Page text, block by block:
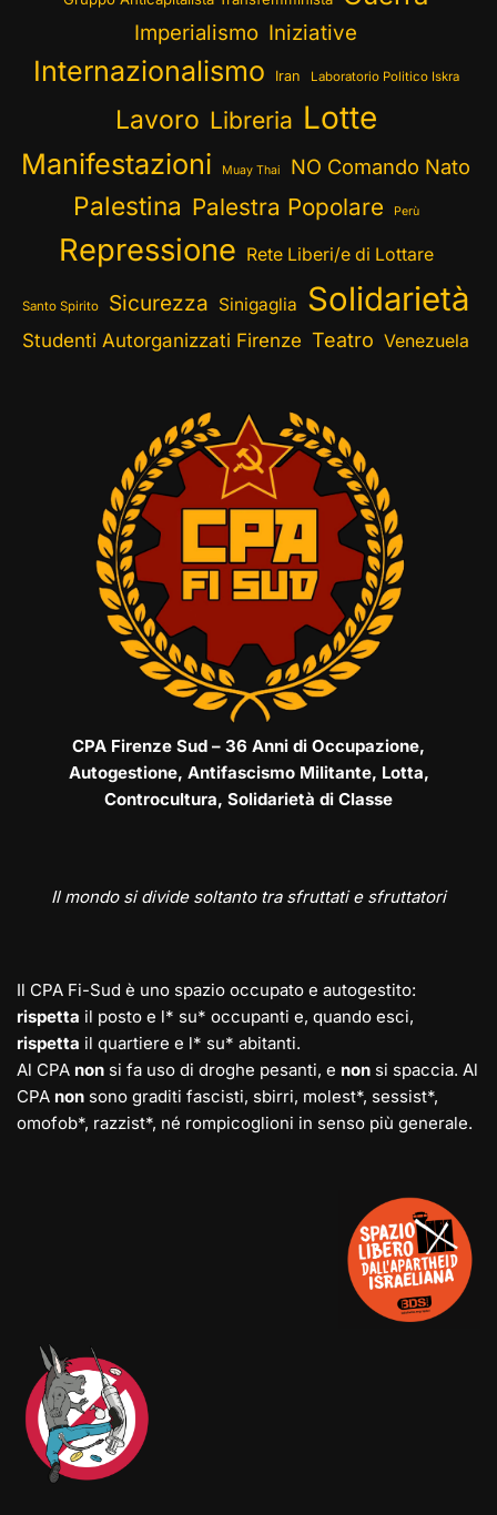
Imperialismo Iniziative
Internazionalismo Iran Laboratorio Politico Iskra
Lavoro Libreria Lotte
Manifestazioni Muay Thai NO Comando Nato
Palestina Palestra Popolare Perù
Repressione Rete Liberi/e di Lottare
Santo Spirito Sicurezza Sinigaglia Solidarietà
Studenti Autorganizzati Firenze Teatro Venezuela
CPA Firenze Sud – 36 Anni di Occupazione,
Autogestione, Antifascismo Militante, Lotta,
Controcultura, Solidarietà di Classe
Il mondo si divide soltanto tra sfruttati e sfruttatori
Il CPA Fi-Sud è uno spazio occupato e autogestito:
rispetta il posto e l* su* occupanti e, quando esci,
rispetta il quartiere e l* su* abitanti.
Al CPA non si fa uso di droghe pesanti, e non si spaccia. Al
CPA non sono graditi fascisti, sbirri, molest*, sessist*,
omofob*, razzist*, né rompicoglioni in senso più generale.